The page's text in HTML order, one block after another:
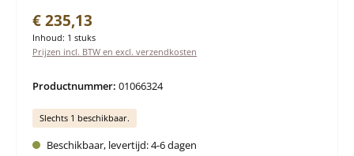
Normale prijs:
€ 235,13
Inhoud: 1 stuks
Prijzen incl. BTW en excl. verzendkosten
Productnummer: 01066324
Slechts 1 beschikbaar.
Beschikbaar, levertijd: 4-6 dagen